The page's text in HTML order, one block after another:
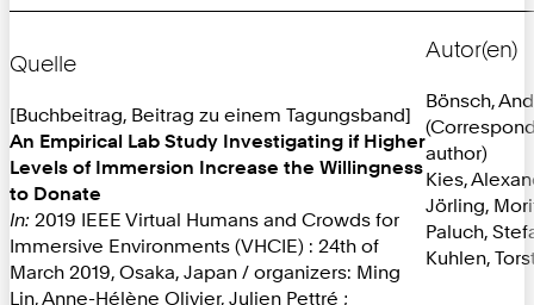
Quelle
[Buchbeitrag, Beitrag zu einem Tagungsband]
An Empirical Lab Study Investigating if Higher
Levels of Immersion Increase the Willingness
to Donate
In: 2019 IEEE Virtual Humans and Crowds for
Immersive Environments (VHCIE) : 24th of
March 2019, Osaka, Japan / organizers: Ming
Lin, Anne-Hélène Olivier, Julien Pettré ;
Autor(en)
Bönsch,
author)
Kies,
Jörling,
Paluch,
Kuhlen,